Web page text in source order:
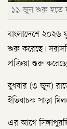
১১ জুন শুরু হতে
বাংলাদেশে ২০২৬
শুরু করেছে।
প্রক্রিয়া শুরু করেছে
বুধবার (৩ জুন)
ইতিবাচক সাড়া
এর আগে